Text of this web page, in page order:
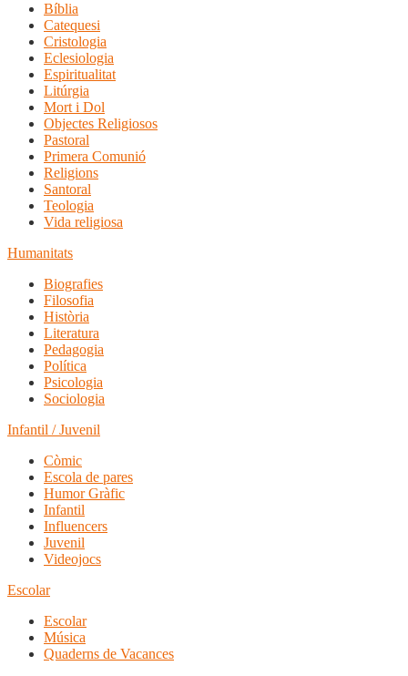
Bíblia
Catequesi
Cristologia
Eclesiologia
Espiritualitat
Litúrgia
Mort i Dol
Objectes Religiosos
Pastoral
Primera Comunió
Religions
Santoral
Teologia
Vida religiosa
Humanitats
Biografies
Filosofia
Història
Literatura
Pedagogia
Política
Psicologia
Sociologia
Infantil / Juvenil
Còmic
Escola de pares
Humor Gràfic
Infantil
Influencers
Juvenil
Videojocs
Escolar
Escolar
Música
Quaderns de Vacances